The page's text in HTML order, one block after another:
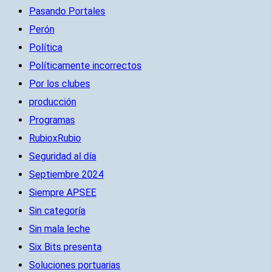
Pasando Portales
Perón
Política
Políticamente incorrectos
Por los clubes
producción
Programas
RubioxRubio
Seguridad al día
Septiembre 2024
Siempre APSEE
Sin categoría
Sin mala leche
Six Bits presenta
Soluciones portuarias